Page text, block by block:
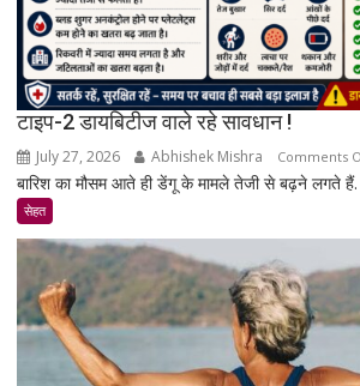
टाइप-2 डायबिटीज वाले रहे सावधान !
July 27, 2026 Abhishek Mishra Comments
बारिश का मौसम आते ही डेंगू के मामले तेजी से बढ़ने लगते
सेहत